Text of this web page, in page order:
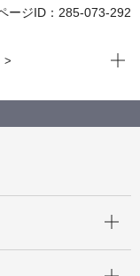
ージID：285-073-292
グラムとして国
現在